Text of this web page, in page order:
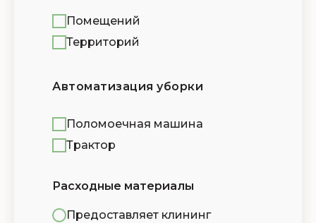
Помещений
Территорий
Поломоечная машина
Трактор
Автоматизация уборки
Предоставляет клининг
Расходные материалы